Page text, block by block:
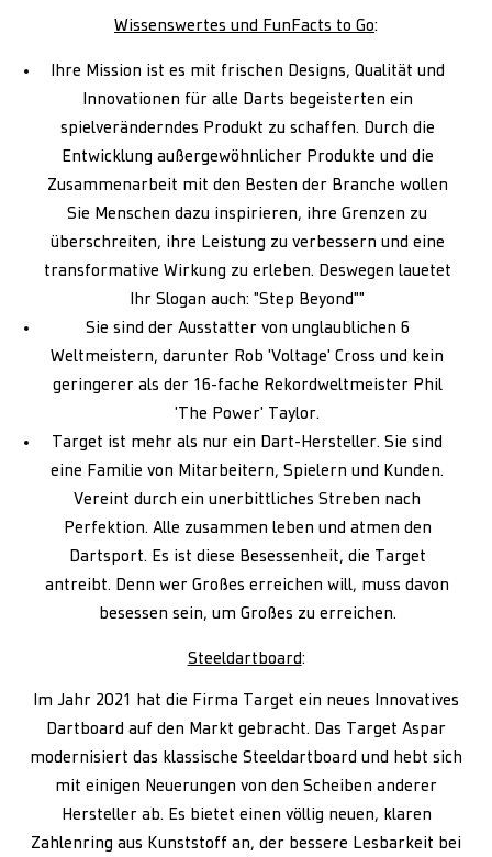
Wissenswertes und FunFacts to Go:
Ihre Mission ist es mit frischen Designs, Qualität und
Innovationen für alle Darts begeisterten ein
spielveränderndes Produkt zu schaffen. Durch die
Entwicklung außergewöhnlicher Produkte und die
Zusammenarbeit mit den Besten der Branche wollen
Sie Menschen dazu inspirieren, ihre Grenzen zu
überschreiten, ihre Leistung zu verbessern und eine
transformative Wirkung zu erleben. Deswegen lauetet
Ihr Slogan auch: "Step Beyond""
Sie sind der Ausstatter von unglaublichen 6
Weltmeistern, darunter Rob 'Voltage' Cross und kein
geringerer als der 16-fache Rekordweltmeister Phil
'The Power' Taylor.
Target ist mehr als nur ein Dart-Hersteller. Sie sind
eine Familie von Mitarbeitern, Spielern und Kunden.
Vereint durch ein unerbittliches Streben nach
Perfektion. Alle zusammen leben und atmen den
Dartsport. Es ist diese Besessenheit, die Target
antreibt. Denn wer Großes erreichen will, muss davon
besessen sein, um Großes zu erreichen.
Steeldartboard:
Im Jahr 2021 hat die Firma Target ein neues Innovatives
Dartboard auf den Markt gebracht. Das Target Aspar
modernisiert das klassische Steeldartboard und hebt sich
mit einigen Neuerungen von den Scheiben anderer
Hersteller ab. Es bietet einen völlig neuen, klaren
Zahlenring aus Kunststoff an, der bessere Lesbarkeit bei